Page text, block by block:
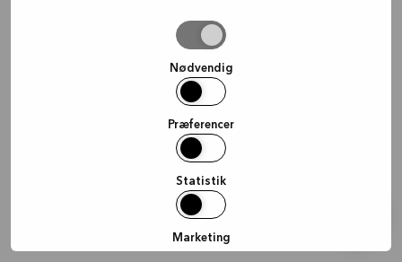
Nødvendig
Præferencer
Statistik
Marketing